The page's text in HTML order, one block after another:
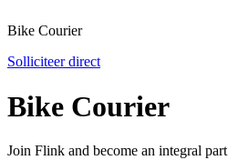
Bike Courier
Solliciteer direct
Bike Courier
Join Flink and become an integral